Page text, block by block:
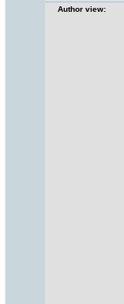
Author view: